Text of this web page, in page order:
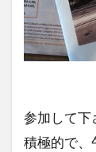
参加して下
積極的で、